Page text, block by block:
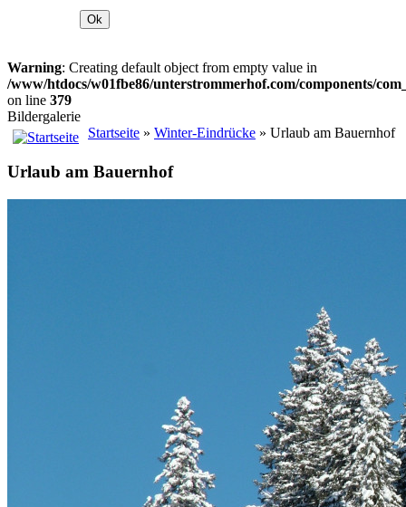
Ok
Warning: Creating default object from empty value in
/www/htdocs/w01fbe86/unterstrommerhof.com/components/
on line 379
Bildergalerie
Startseite » Winter-Eindrücke » Urlaub am Bauernhof
Urlaub am Bauernhof